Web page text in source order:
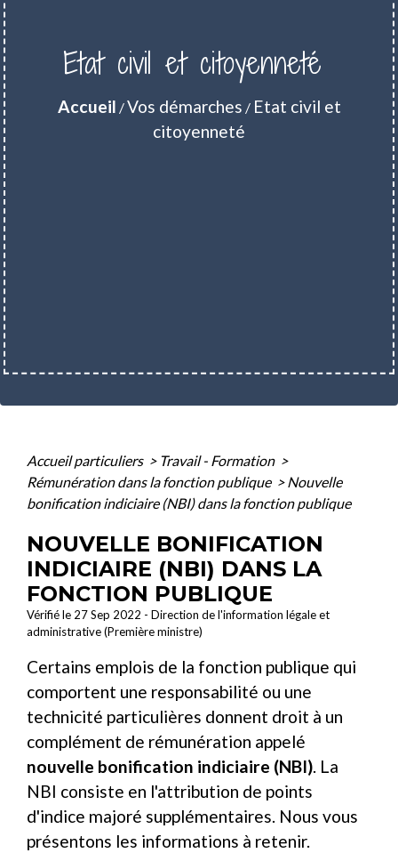
Etat civil et citoyenneté
Accueil /Vos démarches / Etat civil et
citoyenneté
Accueil particuliers > Travail - Formation >
Rémunération dans la fonction publique > Nouvelle
bonification indiciaire (NBI) dans la fonction publique
NOUVELLE BONIFICATION
INDICIAIRE (NBI) DANS LA
FONCTION PUBLIQUE
Vérifié le 27 Sep 2022 - Direction de l'information légale et
administrative (Première ministre)
Certains emplois de la fonction publique qui
comportent une responsabilité ou une
technicité particulières donnent droit à un
complément de rémunération appelé
nouvelle bonification indiciaire (NBI). La
NBI consiste en l'attribution de points
d'indice majoré supplémentaires. Nous vous
présentons les informations à retenir.